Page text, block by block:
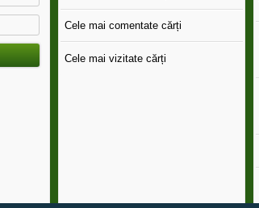
Cele mai comentate cărți
Cele mai vizitate cărți